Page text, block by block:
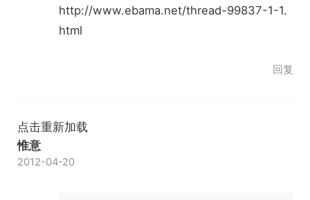
http://www.ebama.net/thread-99837-1-1.
html
回复
点击重新加载
惟意
2012-04-20